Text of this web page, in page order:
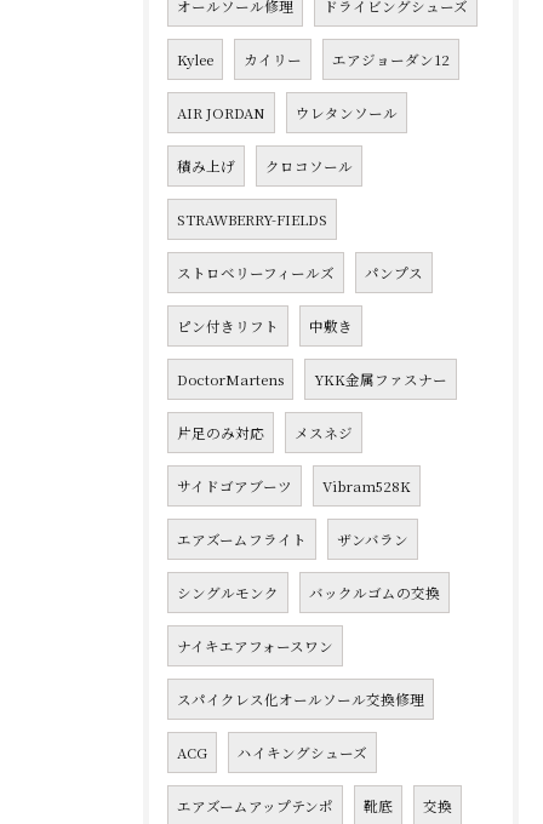
オールソール修理 ドライビングシューズ
Kylee カイリー エアジョーダン12
AIR JORDAN ウレタンソール
積み上げ クロコソール
STRAWBERRY-FIELDS
ストロベリーフィールズ パンプス
ピン付きリフト 中敷き
DoctorMartens YKK金属ファスナー
片足のみ対応 メスネジ
サイドゴアブーツ Vibram528K
エアズームフライト ザンバラン
シングルモンク バックルゴムの交換
ナイキエアフォースワン
スパイクレス化オールソール交換修理
ACG ハイキングシューズ
エアズームアップテンポ 靴底 交換